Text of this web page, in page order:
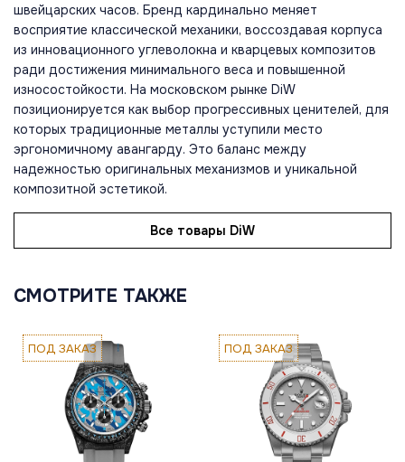
швейцарских часов. Бренд кардинально меняет
восприятие классической механики, воссоздавая корпуса
из инновационного углеволокна и кварцевых композитов
ради достижения минимального веса и повышенной
износостойкости. На московском рынке DiW
позиционируется как выбор прогрессивных ценителей, для
которых традиционные металлы уступили место
эргономичному авангарду. Это баланс между
надежностью оригинальных механизмов и уникальной
композитной эстетикой.
Все товары DiW
СМОТРИТЕ ТАКЖЕ
ПОД ЗАКАЗ ПОД ЗАКАЗ